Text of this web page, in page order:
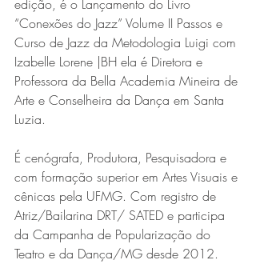
edição, é o Lançamento do Livro
“Conexões do Jazz” Volume II Passos e
Curso de Jazz da Metodologia Luigi com
Izabelle Lorene |BH ela é Diretora e
Professora da Bella Academia Mineira de
Arte e Conselheira da Dança em Santa
Luzia.
É cenógrafa, Produtora, Pesquisadora e
com formação superior em Artes Visuais e
cênicas pela UFMG. Com registro de
Atriz/Bailarina DRT/ SATED e participa
da Campanha de Popularização do
Teatro e da Dança/MG desde 2012.